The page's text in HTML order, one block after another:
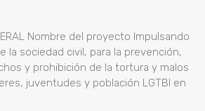
Nombre del proyecto Impulsando
la sociedad civil, para la prevención,
y prohibición de la tortura y malos
juventudes y población LGTBI en